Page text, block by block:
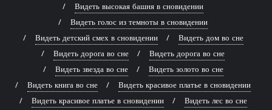
Видеть высокая башня в сновидении
Видеть голос из темноты в сновидении
Видеть детский смех в сновидении
Видеть дом во сне
Видеть дорога во сне
Видеть дорога во сне
Видеть звезда во сне
Видеть золото во сне
Видеть книга во сне
Видеть красивое платье в сновидении
Видеть красивое платье в сновидении
Видеть лес во сне